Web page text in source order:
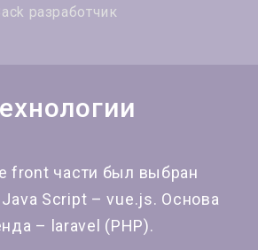
разработчик
front части был выбран
Script – vue.js. Основа
– laravel (PHP).